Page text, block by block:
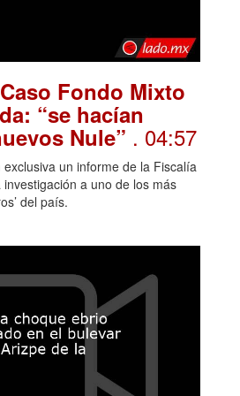
Fondo Mixto
“se hacían
Nule” . 04:57
un informe de la Fiscalía
a uno de los más
del país.